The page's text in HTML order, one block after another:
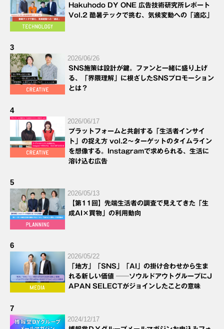
Hakuhodo DY ONE 広告技術研究所レポート
Vol.2 酷暑テックで挑む、気候変動への「適応」
3
2026/06/26
SNS施策は設計が鍵。ファンと一緒に盛り上げ
る、「界隈理解」に根ざしたSNSプロモーション
とは？
4
2026/06/17
プラットフォームと共創する「生活者インサイ
ト」の捉え方 vol.2～ターゲットのタイムライン
を想像する。Instagramで求められる、生活に
溶け込む広告
5
2026/05/13
【第11回】先端生活者の調査で見えてきた「生
成AI×買物」の利用動向
6
2026/05/22
「地方」「SNS」「AI」の掛け合わせから生ま
れる新しい価値 ──ソウルドアウトグループにJ
APAN SELECTがジョインしたことの意味
7
2024/12/17